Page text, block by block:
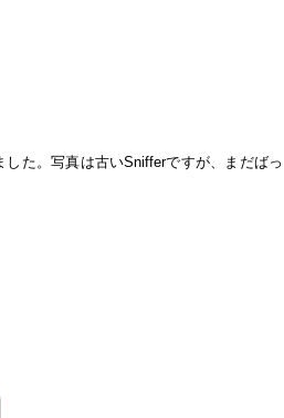
た。写真は古いSnifferですが、まだばっ